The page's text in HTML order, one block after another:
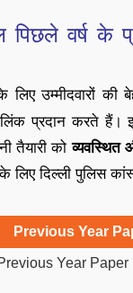
पिछले वर्ष
लिए उम्मीदवारों की
प्रदान करते
तैयारी कोव्यवस्थित
लिए दिल्ली पुलिस
Previous Year
Year